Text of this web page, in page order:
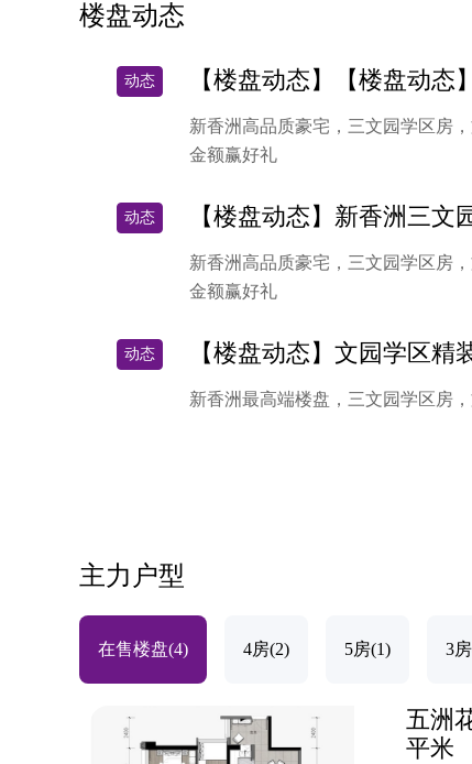
楼盘动态
动态 【楼盘动态】【楼盘动
新香洲高品质豪宅，三文园学区房
金额赢好礼
动态 【楼盘动态】新香洲三文
新香洲高品质豪宅，三文园学区房
金额赢好礼
动态 【楼盘动态】文园学区精
新香洲最高端楼盘，三文园学区房
主力户型
在售楼盘(4) 4房(2) 5房(1) 3
五洲
平米